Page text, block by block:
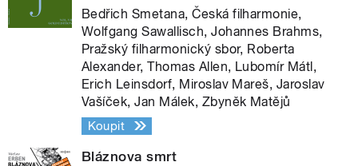
Bedřich Smetana, Česká filharmonie,
Wolfgang Sawallisch, Johannes Brahms,
Pražský filharmonický sbor, Roberta
Alexander, Thomas Allen, Lubomír Mátl,
Erich Leinsdorf, Miroslav Mareš, Jaroslav
Vašíček, Jan Málek, Zbyněk Matějů
Koupit
Bláznova smrt